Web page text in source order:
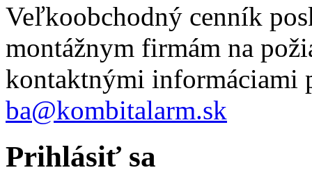
Veľkoobchodný cenník
montážnym firmám na
kontaktnými informáciami
ba@kombitalarm.sk
Prihlásiť sa